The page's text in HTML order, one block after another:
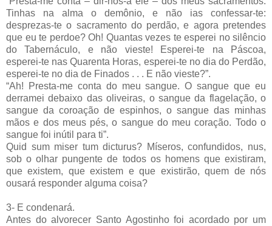
Tinhas na alma o demônio, e não ias confessar-te:
desprezas-te o sacramento do perdão, e agora pretendes
que eu te perdoe? Oh! Quantas vezes te esperei no silêncio
do Tabernáculo, e não vieste! Esperei-te na Páscoa,
esperei-te nas Quarenta Horas, esperei-te no dia do Perdão,
esperei-te no dia de Finados . . . E não vieste?”.
“Ah! Presta-me conta do meu sangue. O sangue que eu
derramei debaixo das oliveiras, o sangue da flagelação, o
sangue da coroação de espinhos, o sangue das minhas
mãos e dos meus pés, o sangue do meu coração. Todo o
sangue foi inútil para ti”.
Quid sum miser tum dicturus? Míseros, confundidos, nus,
sob o olhar pungente de todos os homens que existiram,
que existem, que existem e que existirão, quem de nós
ousará responder alguma coisa?
3- E condenará.
Antes do alvorecer Santo Agostinho foi acordado por um